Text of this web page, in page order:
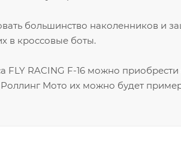
большинство наколенников и
в кроссовые боты.
FLY RACING F-16 можно
Мото их можно будет